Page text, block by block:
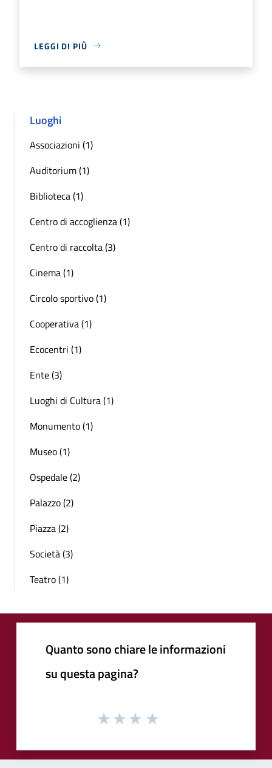
LEGGI DI PIÙ
Luoghi
Associazioni (1)
Auditorium (1)
Biblioteca (1)
Centro di accoglienza (1)
Centro di raccolta (3)
Cinema (1)
Circolo sportivo (1)
Cooperativa (1)
Ecocentri (1)
Ente (3)
Luoghi di Cultura (1)
Monumento (1)
Museo (1)
Ospedale (2)
Palazzo (2)
Piazza (2)
Società (3)
Teatro (1)
Quanto sono chiare le informazioni
su questa pagina?